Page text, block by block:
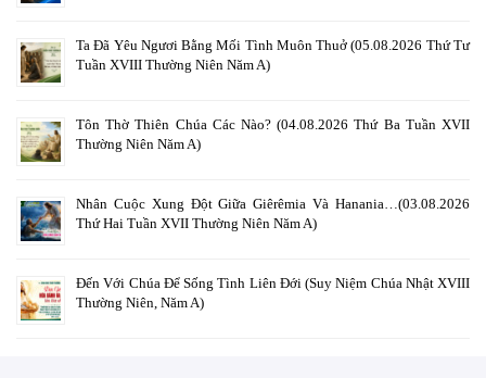
Ta Đã Yêu Ngươi Bằng Mối Tình Muôn Thuở (05.08.2026 Thứ Tư
Tuần XVIII Thường Niên Năm A)
Tôn Thờ Thiên Chúa Các Nào? (04.08.2026 Thứ Ba Tuần XVII
Thường Niên Năm A)
Nhân Cuộc Xung Đột Giữa Giêrêmia Và Hanania…(03.08.2026
Thứ Hai Tuần XVII Thường Niên Năm A)
Đến Với Chúa Để Sống Tình Liên Đới (Suy Niệm Chúa Nhật XVIII
Thường Niên, Năm A)